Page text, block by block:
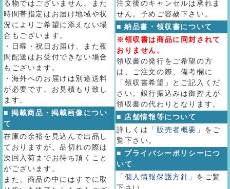
る物ではございません。また
時間帯指定はお届け地域や状
況によりご希望に添えない場
合もございます。
・日曜・祝日お届け、また夜
間配送はお受付できない場合
もございます。
・海外へのお届けは別途送料
が必要です。お見積もり致し
ます。
■ 掲載商品・掲載画像につい
て
在庫の余裕を見込んで出品し
ておりますが、品切れの際は
次回入荷までお待ち頂くこと
がございます。
また、商品の中にはすでに取
注文後のキャンセルは承れま
せん。予めご容赦下さい。
■ 納品書・領収書について
※領収書は商品に同封されて
おりません。
領収書の発行をご希望の方
は、ご注文の際、備考欄に
「領収書希望」とご記入くだ
さい。銀行振込みは御控えが
領収書の代わりとなります。
■ 店舗情報等について
詳しくは
「販売者概要」 をご
覧下さい。
■ プライバシーポリシーにつ
いて
「個人情報保護方針」 をご覧